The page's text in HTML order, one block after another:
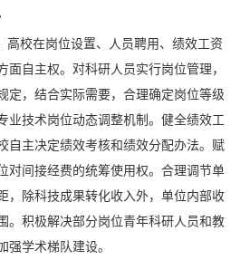
校在岗位设置、人员聘用、绩效工资
面自主权。对科研人员实行岗位管理，
定，结合实际需要，合理确定岗位等级
业技术岗位动态调整机制。健全绩效工
自主决定绩效考核和绩效分配办法。赋
对间接经费的统筹使用权。合理调节单
，除科技成果转化收入外，单位内部收
。积极解决部分岗位青年科研人员和教
强学术梯队建设。